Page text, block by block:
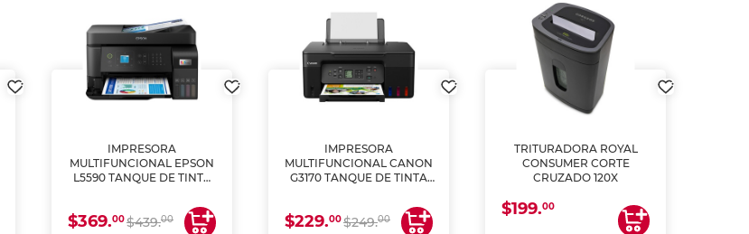
IMPRESORA
MULTIFUNCIONAL EPSON
L5590 TANQUE DE TINTA
$369.00$439.00
IMPRESORA
MULTIFUNCIONAL CANON
G3170 TANQUE DE TINTA
$229.00$249.00
TRITURADORA ROYAL
CONSUMER CORTE
CRUZADO 120X
$199.00